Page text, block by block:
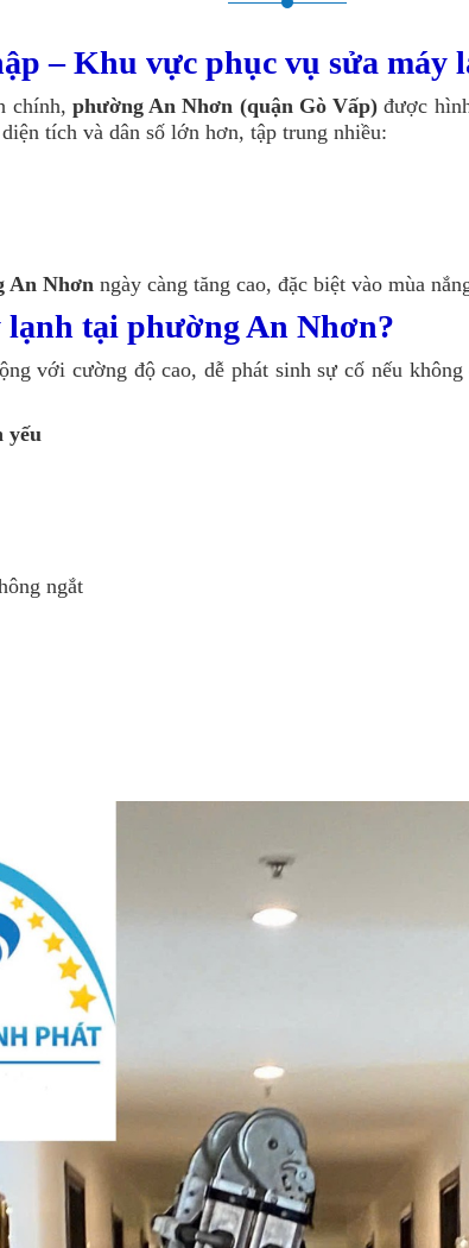
– Khu vực phục vụ sửa máy
chính, phường An Nhơn (quận Gò Vấp)được
tích và dân số lớn hơn, tập trung nhiều:
An Nhơn ngày càng tăng cao, đặc biệt vào mùa
tại phường An Nhơn?
với cường độ cao, dễ phát sinh sự cố nếu
yếu
ngắt